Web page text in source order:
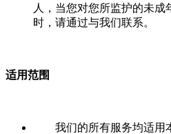
人，当您对您所监护的未成
时，请通过与我们联系。
适用范围
我们的所有服务均适用